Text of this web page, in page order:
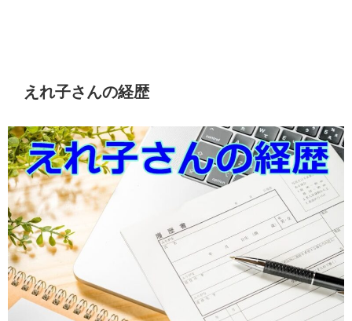
えれ子さんの経歴